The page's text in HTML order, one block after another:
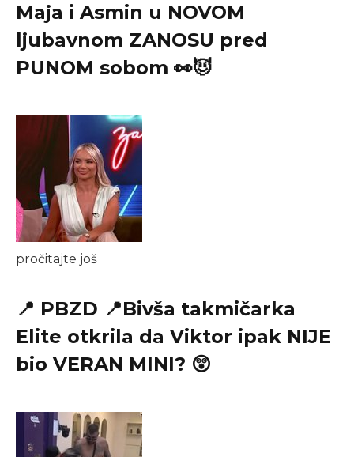
Maja i Asmin u NOVOM
ljubavnom ZANOSU pred
PUNOM sobom 👀😈
pročitajte još
📍 PBZD 📍Bivša takmičarka
Elite otkrila da Viktor ipak NIJE
bio VERAN MINI? 😲